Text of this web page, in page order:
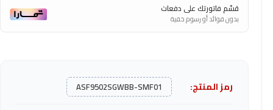
قسّم فاتورتك على دفعات
بدون فوائد أو رسوم خفية
رمز المنتج: ASF9502SGWBB-SMF01